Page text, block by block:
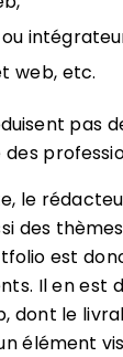
web, etc.
pas
le
des
est
Il en est
dont le
élément